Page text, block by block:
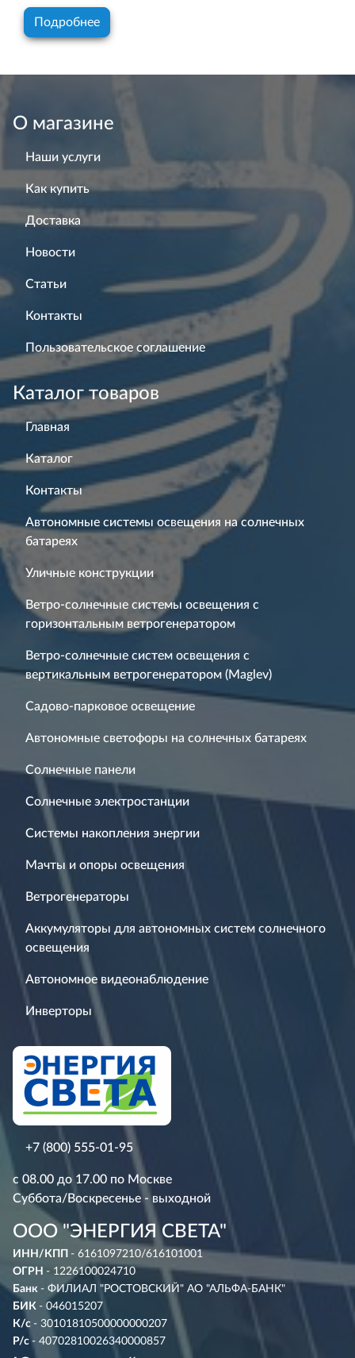
Подробнее
О магазине
Наши услуги
Как купить
Доставка
Новости
Статьи
Контакты
Пользовательское соглашение
Каталог товаров
Главная
Каталог
Контакты
Автономные системы освещения на солнечных
батареях
Уличные конструкции
Ветро-солнечные системы освещения с
горизонтальным ветрогенератором
Ветро-солнечные систем освещения с
вертикальным ветрогенератором (Maglev)
Садово-парковое освещение
Автономные светофоры на солнечных батареях
Солнечные панели
Солнечные электростанции
Системы накопления энергии
Мачты и опоры освещения
Ветрогенераторы
Аккумуляторы для автономных систем солнечного
освещения
Автономное видеонаблюдение
Инверторы
+7 (800) 555-01-95
с 08.00 до 17.00 по Москве
Суббота/Воскресенье - выходной
ООО "ЭНЕРГИЯ СВЕТА"
ИНН/КПП - 6161097210/616101001
ОГРН - 1226100024710
Банк - ФИЛИАЛ "РОСТОВСКИЙ" АО "АЛЬФА-БАНК"
БИК - 046015207
К/с - 30101810500000000207
Р/с - 40702810026340000857